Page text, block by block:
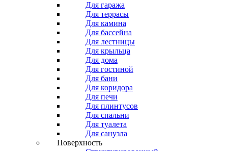
Для гаража
Для террасы
Для камина
Для бассейна
Для лестницы
Для крыльца
Для дома
Для гостиной
Для бани
Для коридора
Для печи
Для плинтусов
Для спальни
Для туалета
Для санузла
Поверхность